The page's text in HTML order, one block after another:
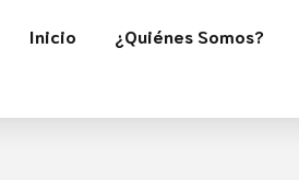
Inicio ¿Quiénes Somos?